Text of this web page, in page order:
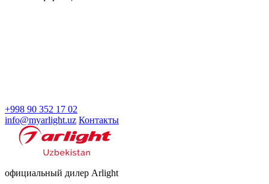
+998 90 352 17 02
info@myarlight.uz Контакты
официальный дилер Arlight